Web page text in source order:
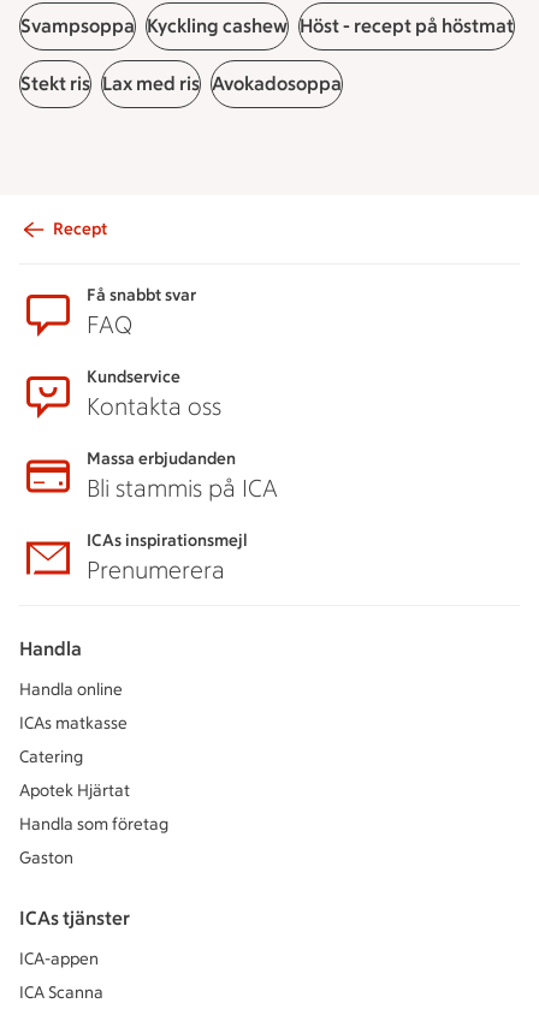
Svampsoppa Kyckling cashew Höst - recept på höstmat
Stekt ris Lax med ris Avokadosoppa
Recept
Få snabbt svar
FAQ
Kundservice
Kontakta oss
Massa erbjudanden
Bli stammis på ICA
ICAs inspirationsmejl
Prenumerera
Handla
Handla online
ICAs matkasse
Catering
Apotek Hjärtat
Handla som företag
Gaston
ICAs tjänster
ICA-appen
ICA Scanna